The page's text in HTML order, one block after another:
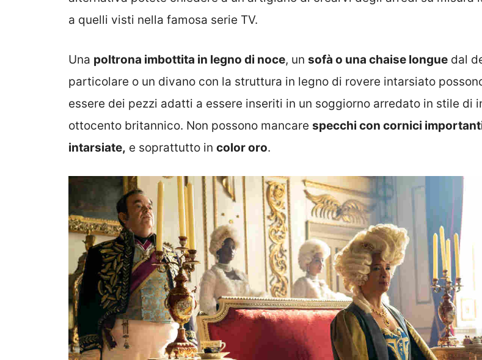
a quelli visti nella famosa serie TV.
Una poltrona imbottita in legno di noce, un sofà o una chaise longue dal
particolare o un divano con la struttura in legno di rovere intarsiato
essere dei pezzi adatti a essere inseriti in un soggiorno arredato in stile di
ottocento britannico. Non possono mancare specchi con cornici
intarsiate, e soprattutto in color oro.